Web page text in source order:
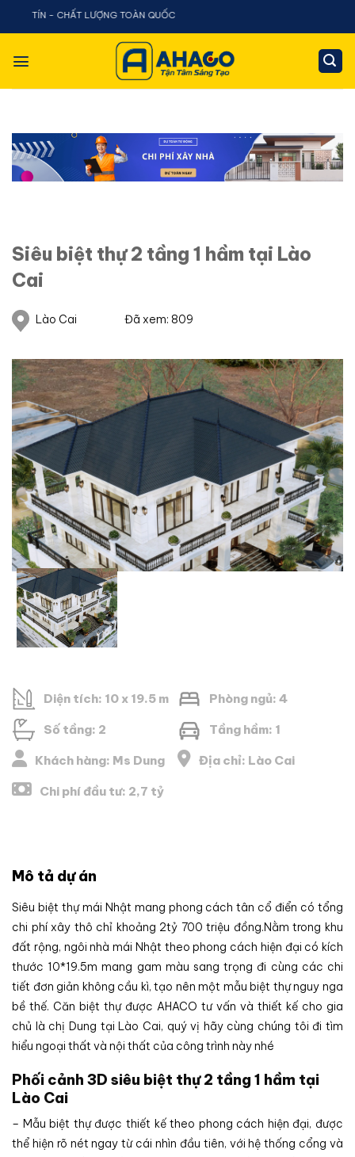
Chuyển
dung
LƯỢNG TOÀN QUỐC
Siêu biệt thự 2 tầng 1 hầm tại Lào
Cai
Lào Cai Đã xem: 809
Diện tích: 10 x 19.5 m Phòng ngủ: 4
Số tầng: 2 Tầng hầm: 1
Khách hàng: Ms Dung Địa chỉ: Lào Cai
Chi phí đầu tư: 2,7 tỷ
Mô tả dự án
Siêu biệt thự mái Nhật mang phong cách tân cổ điển có tổng
chi phí xây thô chỉ khoảng 2tỷ 700 triệu đồng.Nằm trong khu
đất rộng, ngôi nhà mái Nhật theo phong cách hiện đại có kích
thước 10*19.5m mang gam màu sang trọng đi cùng các chi
tiết đơn giản không cầu kì, tạo nên một mẫu biệt thự nguy nga
bề thế. Căn biệt thự được AHACO tư vấn và thiết kế cho gia
chủ là chị Dung tại Lào Cai, quý vị hãy cùng chúng tôi đi tìm
hiểu ngoại thất và nội thất của công trình này nhé
Phối cảnh 3D siêu biệt thự 2 tầng 1 hầm tại
Lào Cai
– Mẫu biệt thự được thiết kế theo phong cách hiện đại, được
thể hiện rõ nét ngay từ cái nhìn đầu tiên, với hệ thống cổng và